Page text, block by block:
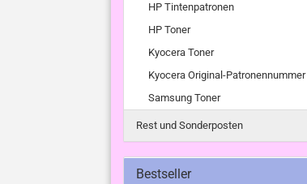
HP Tintenpatronen
HP Toner
Kyocera Toner
Kyocera Original-Patronennummer
Samsung Toner
Rest und Sonderposten
Bestseller